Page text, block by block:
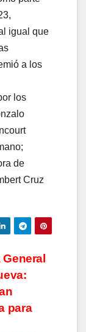
igual que
a los
los
de
Cruz
para